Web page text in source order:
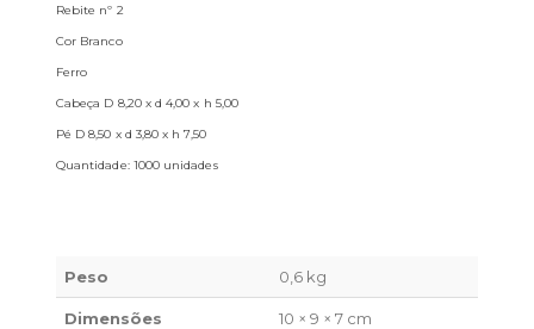
Rebite nº 2
Cor Branco
Ferro
Cabeça D 8,20 x d 4,00 x h 5,00
Pé D 8,50 x d 3,80 x h 7,50
Quantidade: 1000 unidades
Peso 0,6 kg
Dimensões 10 × 9 × 7 cm